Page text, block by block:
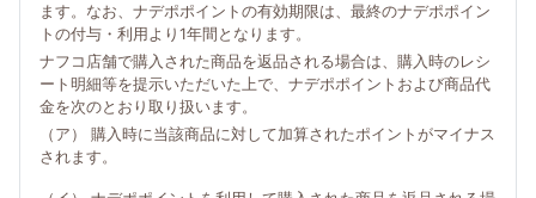
ます。なお、ナデポポイントの有効期限は、最終のナデポポイン
トの付与・利用より1年間となります。
ナフコ店舗で購入された商品を返品される場合は、購入時のレシ
ート明細等を提示いただいた上で、ナデポポイントおよび商品代
金を次のとおり取り扱います。
（ア） 購入時に当該商品に対して加算されたポイントがマイナス
されます。